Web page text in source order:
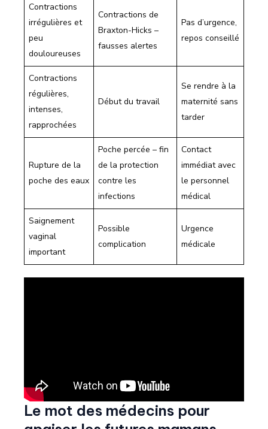
Contractions
irrégulières et
peu
douloureuses
Contractions de
Braxton-Hicks –
fausses alertes
Pas d’urgence,
repos conseillé
Contractions
régulières,
intenses,
rapprochées
Début du travail
Se rendre à la
maternité sans
tarder
Rupture de la
poche des eaux
Poche percée – fin
de la protection
contre les
infections
Contact
immédiat avec
le personnel
médical
Saignement
vaginal
important
Possible
complication
Urgence
médicale
Le mot des médecins pour